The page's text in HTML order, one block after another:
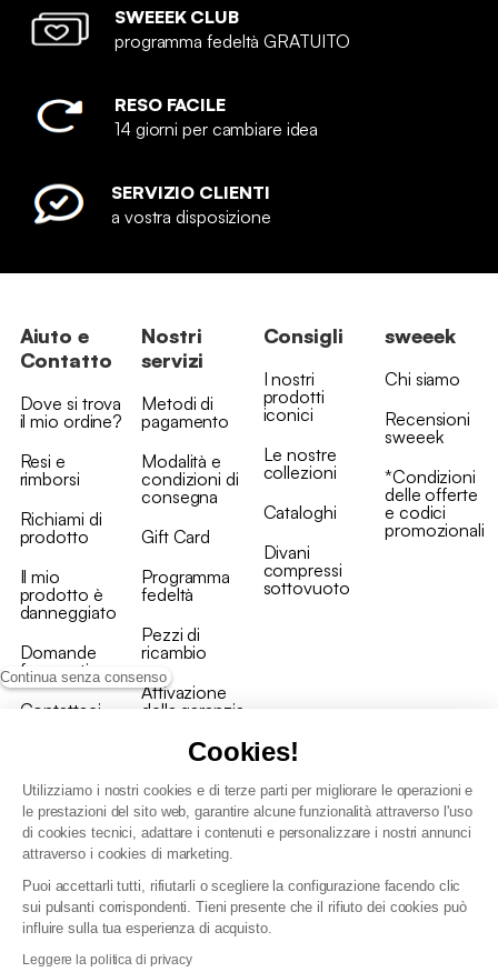
Continua senza consenso
Cookies!
Utilizziamo i nostri cookies e di terze parti per migliorare le operazioni e
le prestazioni del sito web, garantire alcune funzionalità attraverso l'uso
di cookies tecnici, adattare i contenuti e personalizzare i nostri annunci
attraverso i cookies di marketing.
Puoi accettarli tutti, rifiutarli o scegliere la configurazione facendo clic
sui pulsanti corrispondenti. Tieni presente che il rifiuto dei cookies può
influire sulla tua esperienza di acquisto.
Leggere la politica di privacy
SWEEEK CLUB
programma fedeltà GRATUITO
RESO FACILE
14 giorni per cambiare idea
SERVIZIO CLIENTI
a vostra disposizione
Aiuto e
Contatto
Dove si trova
il mio ordine?
Resi e
rimborsi
Richiami di
prodotto
Il mio
prodotto è
danneggiato
Domande
frequenti
Contattaci
Nostri
servizi
Metodi di
pagamento
Modalità e
condizioni di
consegna
Gift Card
Programma
fedeltà
Pezzi di
ricambio
Attivazione
della garanzia
Consigli
I nostri
prodotti
iconici
Le nostre
collezioni
Cataloghi
Divani
compressi
sottovuoto
sweeek
Chi siamo
Recensioni
sweeek
*Condizioni
delle offerte
e codici
promozionali
Condizioni generali vendita
Politica di gestione dei dati personali e dei cookie
Condizioni generali di vendita per clienti professionali
Dichiarazione di accessibilità